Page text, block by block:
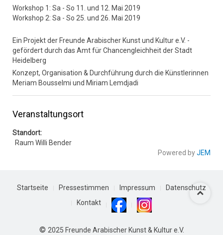
Workshop 1: Sa - So 11. und 12. Mai 2019
Workshop 2: Sa - So 25. und 26. Mai 2019
Ein Projekt der Freunde Arabischer Kunst und Kultur e.V. -
gefördert durch das Amt für Chancengleichheit der Stadt
Heidelberg
Konzept, Organisation & Durchführung durch die Künstlerinnen
Meriam Bousselmi und Miriam Lemdjadi
Veranstaltungsort
Standort:
Raum Willi Bender
Powered byJEM
Startseite Pressestimmen Impressum
Datenschutz
Kontakt
© 2025 Freunde Arabischer Kunst & Kultur e.V.